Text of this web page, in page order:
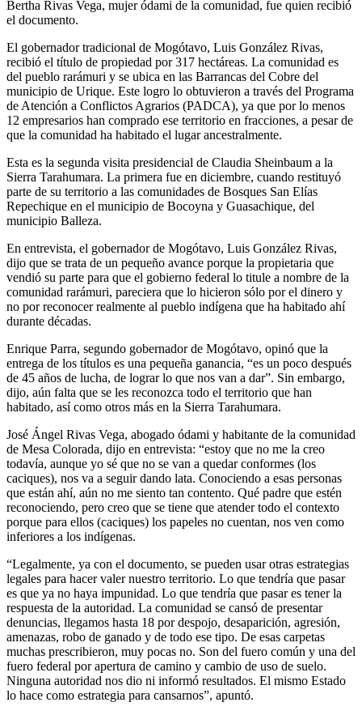
Bertha Rivas Vega, mujer ódami de la comunidad, fue quien recibió
el documento.
El gobernador tradicional de Mogótavo, Luis González Rivas,
recibió el título de propiedad por 317 hectáreas. La comunidad es
del pueblo rarámuri y se ubica en las Barrancas del Cobre del
municipio de Urique. Este logro lo obtuvieron a través del Programa
de Atención a Conflictos Agrarios (PADCA), ya que por lo menos
12 empresarios han comprado ese territorio en fracciones, a pesar de
que la comunidad ha habitado el lugar ancestralmente.
Esta es la segunda visita presidencial de Claudia Sheinbaum a la
Sierra Tarahumara. La primera fue en diciembre, cuando restituyó
parte de su territorio a las comunidades de Bosques San Elías
Repechique en el municipio de Bocoyna y Guasachique, del
municipio Balleza.
En entrevista, el gobernador de Mogótavo, Luis González Rivas,
dijo que se trata de un pequeño avance porque la propietaria que
vendió su parte para que el gobierno federal lo titule a nombre de la
comunidad rarámuri, pareciera que lo hicieron sólo por el dinero y
no por reconocer realmente al pueblo indígena que ha habitado ahí
durante décadas.
Enrique Parra, segundo gobernador de Mogótavo, opinó que la
entrega de los títulos es una pequeña ganancia, “es un poco después
de 45 años de lucha, de lograr lo que nos van a dar”. Sin embargo,
dijo, aún falta que se les reconozca todo el territorio que han
habitado, así como otros más en la Sierra Tarahumara.
José Ángel Rivas Vega, abogado ódami y habitante de la comunidad
de Mesa Colorada, dijo en entrevista: “estoy que no me la creo
todavía, aunque yo sé que no se van a quedar conformes (los
caciques), nos va a seguir dando lata. Conociendo a esas personas
que están ahí, aún no me siento tan contento. Qué padre que estén
reconociendo, pero creo que se tiene que atender todo el contexto
porque para ellos (caciques) los papeles no cuentan, nos ven como
inferiores a los indígenas.
“Legalmente, ya con el documento, se pueden usar otras estrategias
legales para hacer valer nuestro territorio. Lo que tendría que pasar
es que ya no haya impunidad. Lo que tendría que pasar es tener la
respuesta de la autoridad. La comunidad se cansó de presentar
denuncias, llegamos hasta 18 por despojo, desaparición, agresión,
amenazas, robo de ganado y de todo ese tipo. De esas carpetas
muchas prescribieron, muy pocas no. Son del fuero común y una del
fuero federal por apertura de camino y cambio de uso de suelo.
Ninguna autoridad nos dio ni informó resultados. El mismo Estado
lo hace como estrategia para cansarnos”, apuntó.